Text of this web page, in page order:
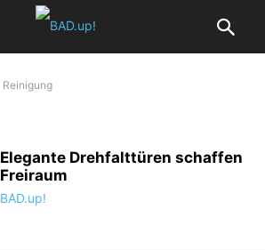
Reinigung
Elegante Drehfalttüren schaffen
Freiraum
BAD.up!